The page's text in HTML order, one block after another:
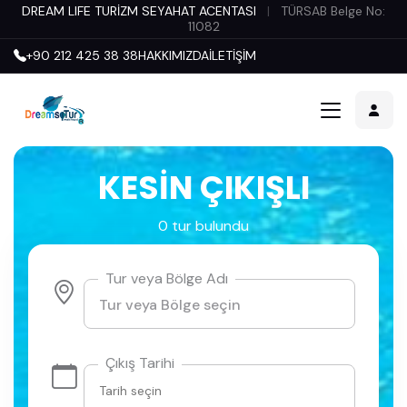
DREAM LIFE TURİZM SEYAHAT ACENTASI |
TÜRSAB Belge No:
11082
+90 212 425 38 38HAKKIMIZDAİLETİŞİM
KESİN ÇIKIŞLI
0 tur bulundu
Tur veya Bölge Adı
Çıkış Tarihi